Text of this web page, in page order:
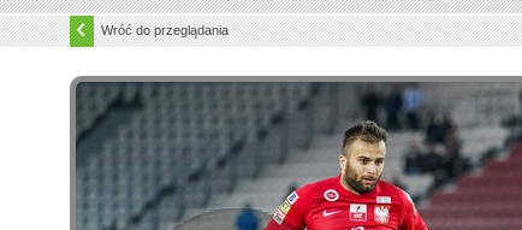
Wróć do przeglądania